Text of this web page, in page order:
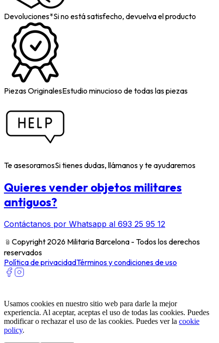
Devoluciones*Si no está satisfecho, devuelva el producto
Piezas OriginalesEstudio minucioso de todas las piezas
Te asesoramosSi tienes dudas, llámanos y te ayudaremos
Quieres vender objetos militares
antiguos?
Contáctanos por Whatsapp al 693 25 95 12
﹫ Copyright 2026 Militaria Barcelona - Todos los derechos
reservados
Política de privacidadTérminos y condiciones de uso
Usamos cookies en nuestro sitio web para darle la mejor
experiencia. Al aceptar, aceptas el uso de todas las cookies. Puedes
modificar o rechazar el uso de las cookies. Puedes ver la cookie
policy.